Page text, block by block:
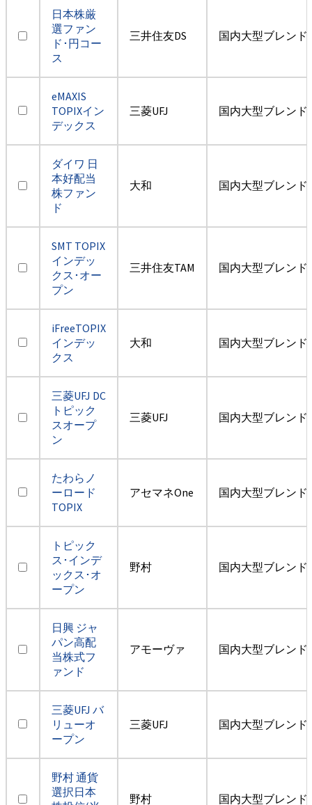
日本株厳
選ファン
ド･円コー
ス
三井住友DS 国内大型ブレンド
eMAXIS
TOPIXイン
デックス
三菱UFJ 国内大型ブレンド
ダイワ 日
本好配当
株ファン
ド
大和 国内大型ブレンド
SMT TOPIX
インデッ
クス･オー
プン
三井住友TAM 国内大型ブレンド
iFreeTOPIX
インデッ
クス
大和 国内大型ブレンド
三菱UFJ DC
トピック
スオープ
ン
三菱UFJ 国内大型ブレンド
たわらノ
ーロード
TOPIX
アセマネOne 国内大型ブレンド
トピック
ス･インデ
ックス･オ
ープン
野村 国内大型ブレンド
日興 ジャ
パン高配
当株式フ
ァンド
アモーヴァ 国内大型ブレンド
三菱UFJ バ
リューオ
ープン
三菱UFJ 国内大型ブレンド
野村 通貨
選択日本
野村 国内大型ブレンド